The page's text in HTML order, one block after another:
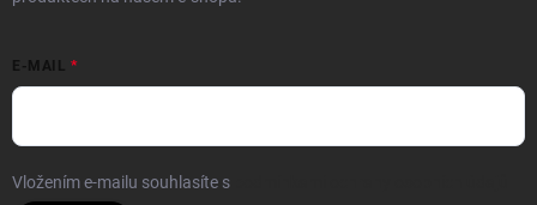
E-MAIL
Vložením e-mailu souhlasíte s